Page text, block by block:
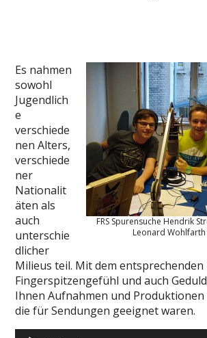
FRS Spurensuche Hendrik
Leonard
Es nahmen
sowohl
Jugendlich
e
verschiede
nen Alters,
verschiede
ner
Nationalit
äten als
auch
unterschie
dlicher
Milieus teil. Mit dem entsprechenden
Fingerspitzengefühl und auch
Ihnen Aufnahmen und
die für Sendungen geeignet waren.